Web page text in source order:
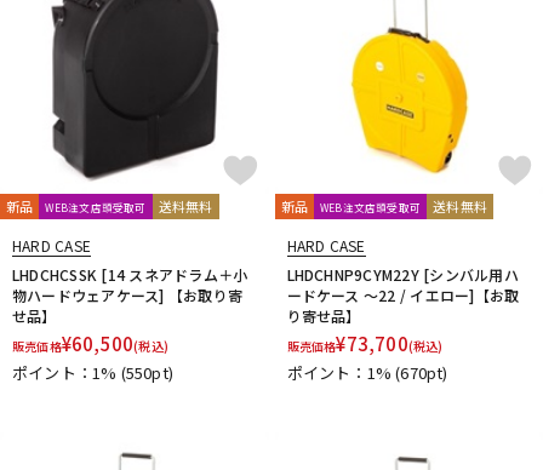
新品 WEB注文店頭受取可 送料無料
HARD CASE
LHDCHCSSK [14 スネアドラム＋小
物ハードウェアケース] 【お取り寄
せ品】
販売価格¥60,500(税込)
ポイント：1% (550pt)
新品 WEB注文店頭受取可 送料無料
HARD CASE
LHDCHNP9CYM22Y [シンバル用ハ
ードケース ～22 / イエロー]【お取
り寄せ品】
販売価格¥73,700(税込)
ポイント：1%(670pt)